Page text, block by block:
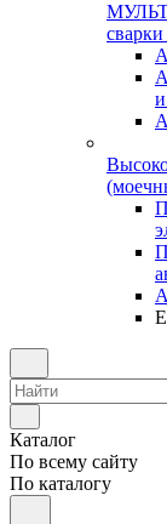
Каталог
По всему сайту
По каталогу